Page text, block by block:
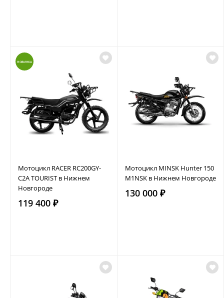
НОВИНКА
Мотоцикл RACER RC200GY-
C2A TOURIST в Нижнем
Новгороде
119 400 ₽
Мотоцикл MINSK Hunter 150
M1NSK в Нижнем Новгороде
130 000 ₽